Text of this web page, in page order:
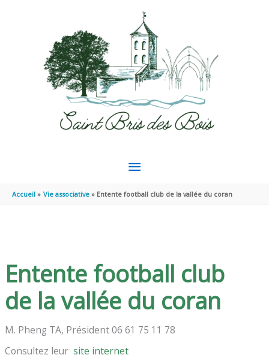
MENU
PRINCIPAL
Accueil Vie associative Entente football club de la vallée du coran
Entente football club
de la vallée du coran
M. Pheng TA, Président 06 61 75 11 78
Consultez leursite internet